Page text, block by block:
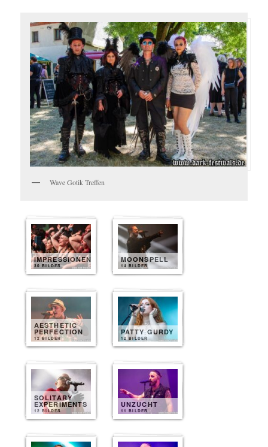
Wave Gotik Treffen
IMPRESSIONEN
30 BILDER
MOONSPELL
14 BILDER
AESTHETIC
PERFECTION
12 BILDER
PATTY GURDY
12 BILDER
SOLITARY
EXPERIMENTS
12 BILDER
UNZUCHT
11 BILDER